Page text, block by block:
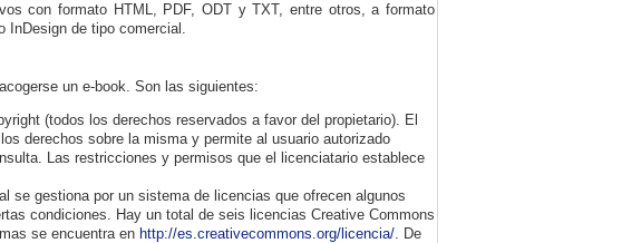
con formato HTML, PDF, ODT y TXT, entre otros, a formato
InDesign de tipo comercial.
un e-book. Son las siguientes:
(todos los derechos reservados a favor del propietario). El
derechos sobre la misma y permite al usuario autorizado
Las restricciones y permisos que el licenciatario establece
se gestiona por un sistema de licencias que ofrecen algunos
condiciones. Hay un total de seis licencias Creative Commons
se encuentra en http://es.creativecommons.org/licencia/. De